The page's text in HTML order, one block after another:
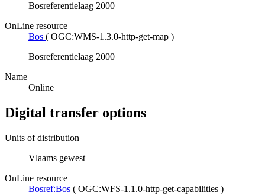
Bosreferentielaag 2000
OnLine resource
Bos ( OGC:WMS-1.3.0-http-get-map )
Bosreferentielaag 2000
Name
Online
Digital transfer options
Units of distribution
Vlaams gewest
OnLine resource
Bosref:Bos ( OGC:WFS-1.1.0-http-get-capabilities )